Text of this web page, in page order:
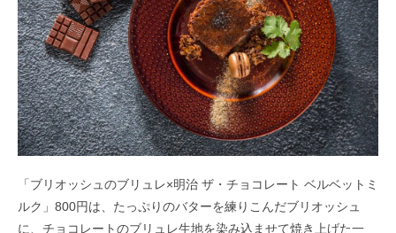
「ブリオッシュのブリュレ×明治 ザ・チョコレート ベルベットミ
ルク」800円は、たっぷりのバターを練りこんだブリオッシュ
に、チョコレートのブリュレ生地を染み込ませて焼き上げた一